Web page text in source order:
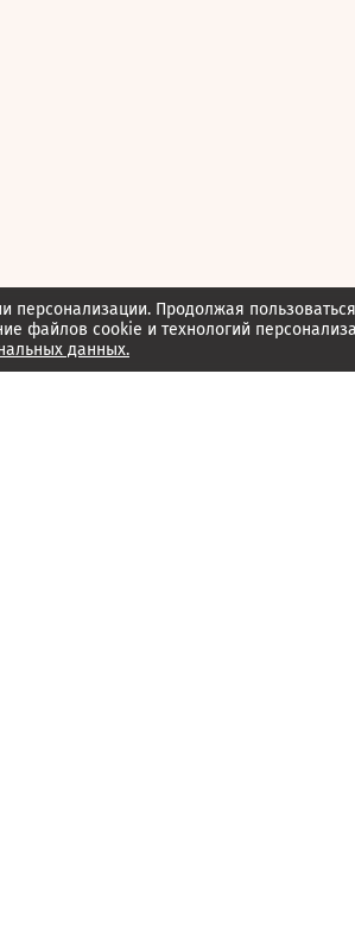
персонализации. Продолжая
файлов cookie и технологий
данных.